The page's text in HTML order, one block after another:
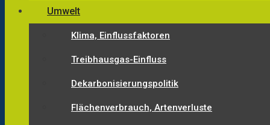
Umwelt
Klima, Einflussfaktoren
Treibhausgas-Einfluss
Dekarbonisierungspolitik
Flächenverbrauch, Artenverluste